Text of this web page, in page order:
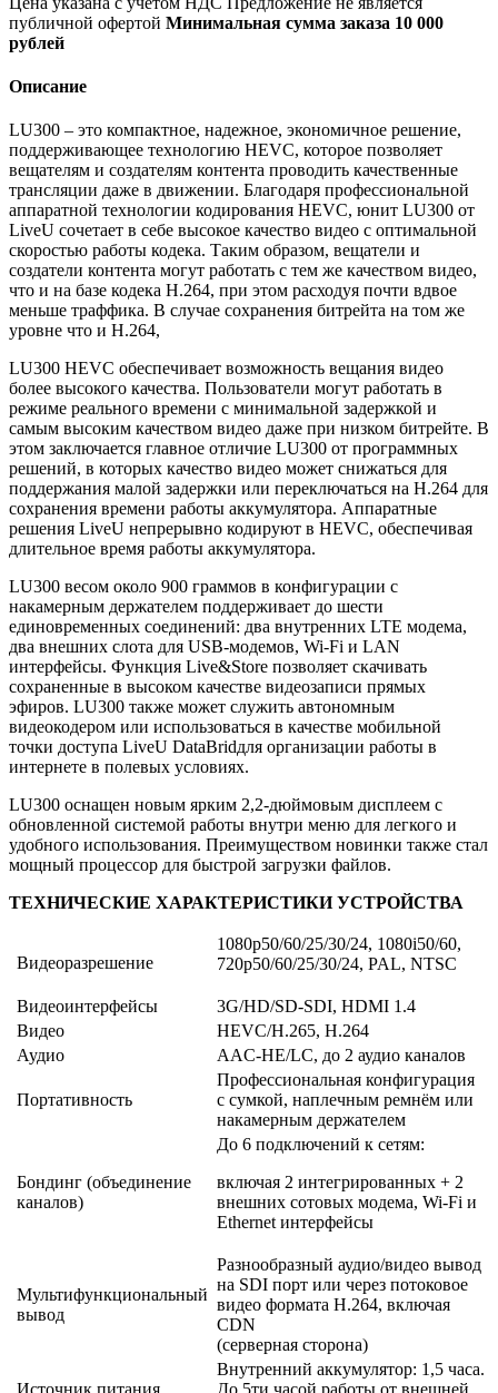
публичной офертой Минимальная сумма заказа 10 000
рублей
Описание
LU300 – это компактное, надежное, экономичное решение,
поддерживающее технологию HEVC, которое позволяет
вещателям и создателям контента проводить качественные
трансляции даже в движении. Благодаря профессиональной
аппаратной технологии кодирования HEVC, юнит LU300 от
LiveU сочетает в себе высокое качество видео с оптимальной
скоростью работы кодека. Таким образом, вещатели и
создатели контента могут работать с тем же качеством видео,
что и на базе кодека H.264, при этом расходуя почти вдвое
меньше траффика. В случае сохранения битрейта на том же
уровне что и H.264,
LU300 HEVC обеспечивает возможность вещания видео
более высокого качества. Пользователи могут работать в
режиме реального времени с минимальной задержкой и
самым высоким качеством видео даже при низком битрейте. В
этом заключается главное отличие LU300 от программных
решений, в которых качество видео может снижаться для
поддержания малой задержки или переключаться на H.264 для
сохранения времени работы аккумулятора. Аппаратные
решения LiveU непрерывно кодируют в HEVC, обеспечивая
длительное время работы аккумулятора.
LU300 весом около 900 граммов в конфигурации с
накамерным держателем поддерживает до шести
единовременных соединений: два внутренних LTE модема,
два внешних слота для USB-модемов, Wi-Fi и LAN
интерфейсы. Функция Live&Store позволяет скачивать
сохраненные в высоком качестве видеозаписи прямых
эфиров. LU300 также может служить автономным
видеокодером или использоваться в качестве мобильной
точки доступа LiveU DataBridдля организации работы в
интернете в полевых условиях.
LU300 оснащен новым ярким 2,2-дюймовым дисплеем с
обновленной системой работы внутри меню для легкого и
удобного использования. Преимуществом новинки также стал
мощный процессор для быстрой загрузки файлов.
ТЕХНИЧЕСКИЕ ХАРАКТЕРИСТИКИ УСТРОЙСТВА
Видеоразрешение
1080p50/60/25/30/24, 1080i50/60,
720p50/60/25/30/24, PAL, NTSC
Видеоинтерфейсы
3G/HD/SD-SDI, HDMI 1.4
Видео
HEVC/H.265, H.264
Аудио
AAC-HE/LC, до 2 аудио каналов
Портативность
Профессиональная конфигурация
с сумкой, наплечным ремнём или
накамерным держателем
Бондинг (объединение
каналов)
До 6 подключений к сетям:
включая 2 интегрированных + 2
внешних сотовых модема, Wi-Fi и
Ethernet интерфейсы
Мультифункциональный
вывод
Разнообразный аудио/видео вывод
на SDI порт или через потоковое
видео формата H.264, включая
CDN
(серверная сторона)
Внутренний аккумулятор: 1,5 часа.